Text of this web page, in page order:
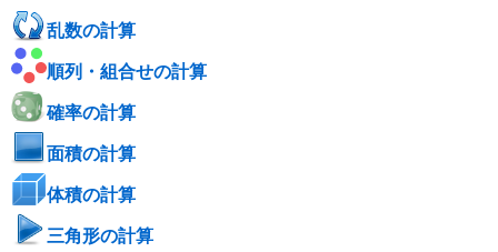
乱数の計算
順列・組合せの計算
確率の計算
面積の計算
体積の計算
三角形の計算